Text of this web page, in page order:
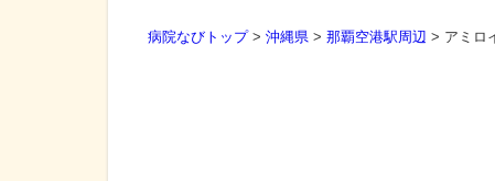
病院なびトップ> 沖縄県 > 那覇空港駅周辺 > アミロ